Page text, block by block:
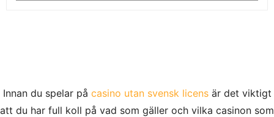
Innan du spelar på casino utan svensk licensär det viktigt
att du har full koll på vad som gäller och vilka casinon som